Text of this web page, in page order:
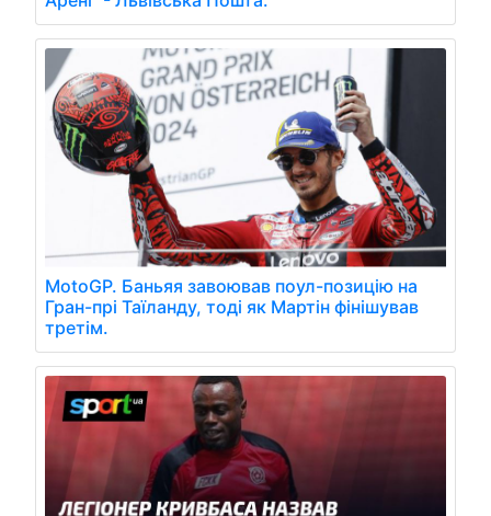
MotoGP. Баньяя завоював поул-позицію на
Гран-прі Таїланду, тоді як Мартін фінішував
третім.